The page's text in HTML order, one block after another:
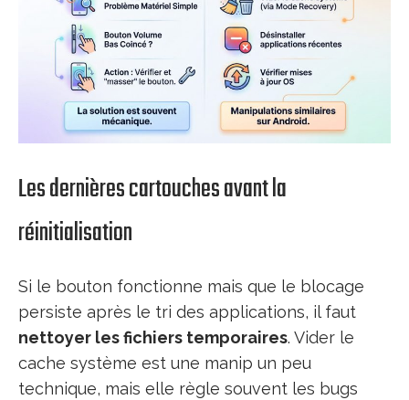
Les dernières cartouches avant la
réinitialisation
Si le bouton fonctionne mais que le blocage
persiste après le tri des applications, il faut
nettoyer les fichiers temporaires. Vider le
cache système est une manip un peu
technique, mais elle règle souvent les bugs